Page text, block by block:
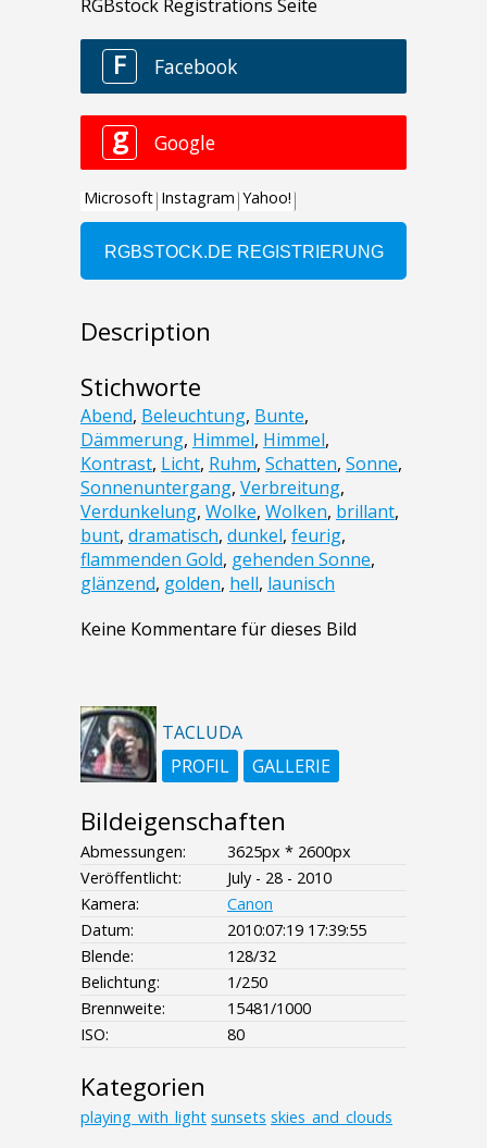
Description
Stichworte
Abend, Beleuchtung, Bunte,
Dämmerung, Himmel, Himmel,
Kontrast, Licht, Ruhm, Schatten, Sonne,
Sonnenuntergang, Verbreitung,
Verdunkelung, Wolke, Wolken, brillant,
bunt, dramatisch, dunkel, feurig,
flammenden Gold, gehenden Sonne,
glänzend, golden, hell, launisch
Keine Kommentare für dieses Bild
TACLUDA
PROFIL
GALLERIE
Bildeigenschaften
Abmessungen:
3625px * 2600px
Veröffentlicht:
July - 28 - 2010
Kamera:
Canon
Datum:
2010:07:19 17:39:55
Blende:
128/32
Belichtung:
1/250
Brennweite:
15481/1000
ISO:
80
Kategorien
playing_with_light sunsets skies_and_clouds